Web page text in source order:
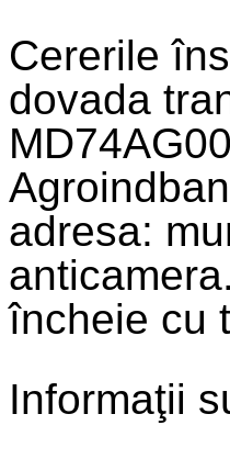
Cererile
dovada
adresa:
încheie cu
Informaţii